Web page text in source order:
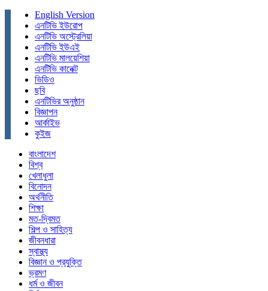
English Version
এনটিভি ইউরোপ
এনটিভি অস্ট্রেলিয়া
এনটিভি ইউএই
এনটিভি মালয়েশিয়া
এনটিভি কানেক্ট
ভিডিও
ছবি
এনটিভির অনুষ্ঠান
বিজ্ঞাপন
আর্কাইভ
কুইজ
বাংলাদেশ
বিশ্ব
খেলাধুলা
বিনোদন
অর্থনীতি
শিক্ষা
মত-দ্বিমত
শিল্প ও সাহিত্য
জীবনধারা
স্বাস্থ্য
বিজ্ঞান ও প্রযুক্তি
ভ্রমণ
ধর্ম ও জীবন